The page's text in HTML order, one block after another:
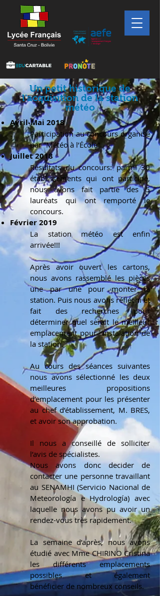
Un petit historique de
l'acquisition de la station
météo
Avril-Mai 2018
Participation au concours organisé
par “Météo à l’École”.
Juillet 2018
Résultats du concours: parmi 30
établissements qui ont participé,
nous avons fait partie des 5
lauréats qui ont remporté le
concours.
Février 2019
La station météo est enfin
arrivée!!!
Après avoir ouvert les cartons,
nous avons rassemblé les pièces
une par une pour monter la
station. Puis nous avons réfléchi et
fait des recherches pour
déterminer quel serait le meilleur
emplacement pour l'instalation de
la station.
Au cours des séances suivantes
nous avons sélectionné les deux
meilleures propositions
d’emplacement pour les présenter
au chef d’établissement, M. BRES,
et avoir son approbation.
Il nous a conseillé de solliciter
l’avis de spécialistes.
Nous avons donc decider de
contacter une personne travaillant
au SENAMHI (Servicio Nacional de
Meteorología e Hydrología) avec
laquelle nous avons pu avoir un
rendez-vous très rapidement.
La semaine d’après, nous avons
étudié avec Mme CHIRINO Cristina
les différents emplacements
possibles et également
bénéficier de nombreux conseils.